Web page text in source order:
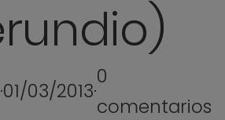
·01/03/2013·
0
comentarios